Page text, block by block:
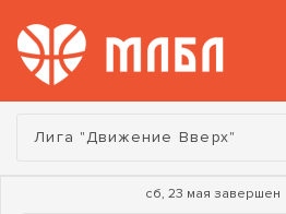
Турнир:
Лига "Движение Вверх"
сб, 23 мая завершен